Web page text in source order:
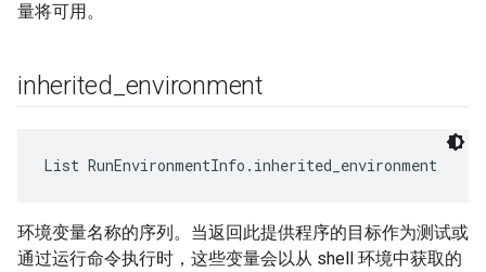
量将可用。
inherited environment
List RunEnvironmentInfo.inherited_environment
环境变量名称的序列。当返回此提供程序的目标作为测试或
通过运行命令执行时，这些变量会以从 shell 环境中获取的